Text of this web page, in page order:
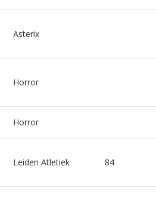
Asterix
Horror
Horror
Leiden Atletiek 84